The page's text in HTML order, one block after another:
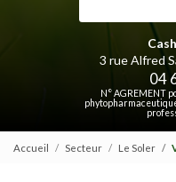
3 rue Alfred
04
N° AGREMENT
Accueil Secteur Le Soler